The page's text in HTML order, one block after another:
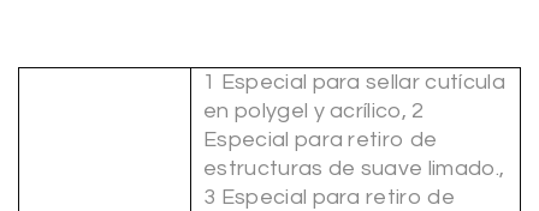
1 Especial para sellar cutícula
en polygel y acrílico, 2
Especial para retiro de
estructuras de suave limado.,
3 Especial para retiro de